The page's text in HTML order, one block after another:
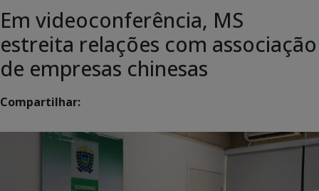
Em videoconferência, MS
estreita relações com associação
de empresas chinesas
Compartilhar: